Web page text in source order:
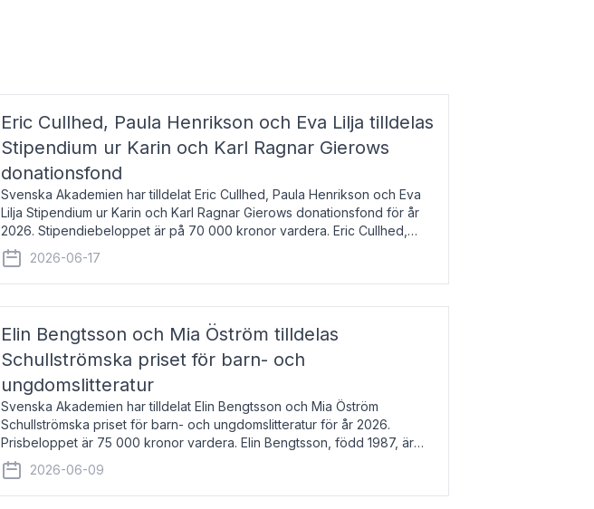
Eric Cullhed, Paula Henrikson och Eva Lilja tilldelas
Stipendium ur Karin och Karl Ragnar Gierows
donationsfond
Svenska Akademien har tilldelat Eric Cullhed, Paula Henrikson och Eva
Lilja Stipendium ur Karin och Karl Ragnar Gierows donationsfond för år
2026. Stipendiebeloppet är på 70 000 kronor vardera. Eric Cullhed,
född 1985, är professor i grekis
2026-06-17
Elin Bengtsson och Mia Öström tilldelas
Schullströmska priset för barn- och
ungdomslitteratur
Svenska Akademien har tilldelat Elin Bengtsson och Mia Öström
Schullströmska priset för barn- och ungdomslitteratur för år 2026.
Prisbeloppet är 75 000 kronor vardera. Elin Bengtsson, född 1987, är
författare och forskare i genusvetenskap.
2026-06-09